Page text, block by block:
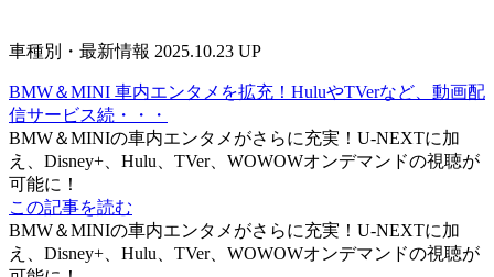
車種別・最新情報 2025.10.23 UP
BMW＆MINI 車内エンタメを拡充！HuluやTVerなど、動画配
信サービス続・・・
BMW＆MINIの車内エンタメがさらに充実！U-NEXTに加
え、Disney+、Hulu、TVer、WOWOWオンデマンドの視聴が
可能に！
この記事を読む
BMW＆MINIの車内エンタメがさらに充実！U-NEXTに加
え、Disney+、Hulu、TVer、WOWOWオンデマンドの視聴が